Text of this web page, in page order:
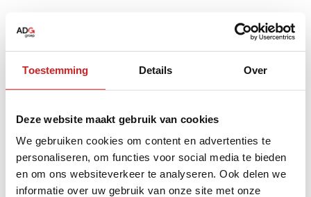
Toestemming Details Over
Deze website maakt gebruik van cookies
We gebruiken cookies om content en advertenties te
personaliseren, om functies voor social media te bieden
en om ons websiteverkeer te analyseren. Ook delen we
informatie over uw gebruik van onze site met onze